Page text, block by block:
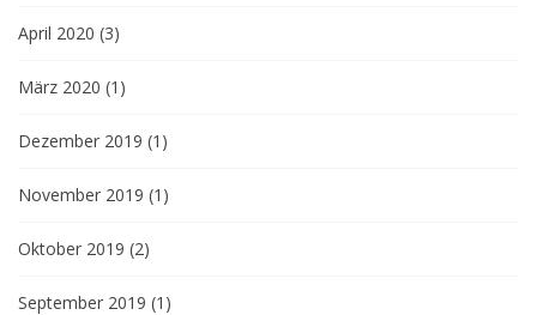
April 2020 (3)
März 2020 (1)
Dezember 2019 (1)
November 2019 (1)
Oktober 2019 (2)
September 2019 (1)